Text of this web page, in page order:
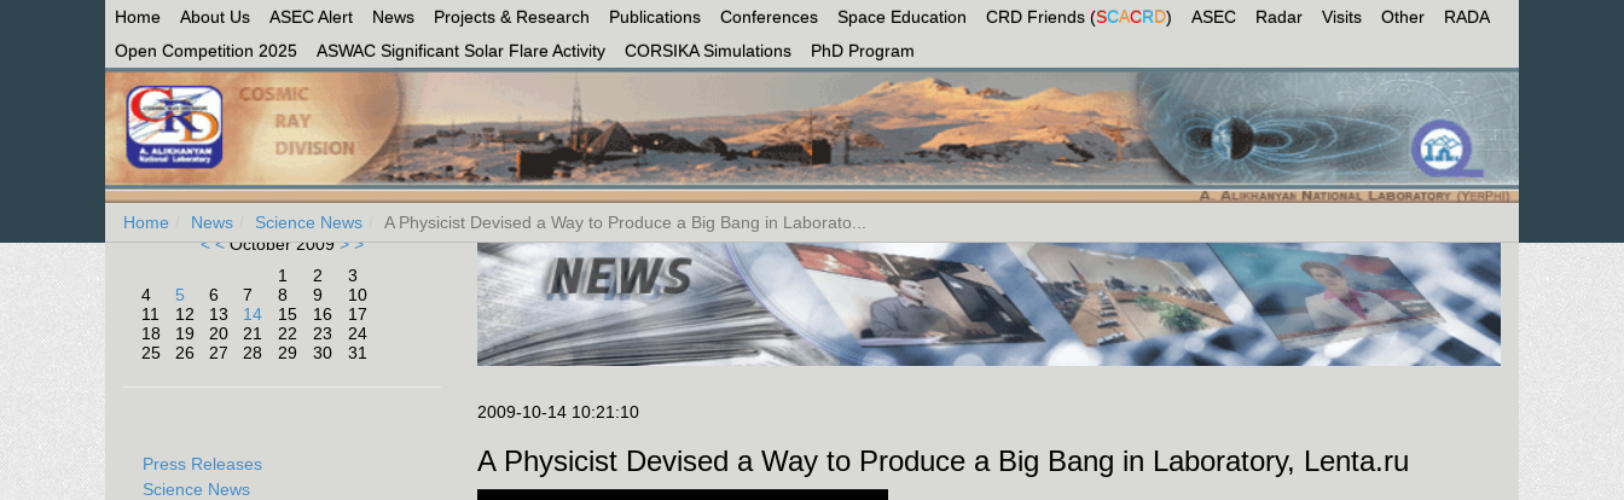
Home About Us ASEC Alert News Projects & Research Publications Conferences Space Education CRD Friends (SCACRD) ASEC Radar Visits Other
RADA
Open Competition 2025
ASWAC Significant Solar Flare Activity CORSIKA Simulations PhD Program
Home News Science News
A Physicist Devised a Way to Produce a Big Bang in Laborato...
< <October 2009> >
1
2
3
4
5 6 7 8 9
10
11
12 13 14 15 16
17
18
19 20 21 22 23
24
25
26 27 28 29 30 31
Press Releases
Science News
2009-10-14 10:21:10
A Physicist Devised a Way to Produce a Big Bang in Laboratory, Lenta.ru